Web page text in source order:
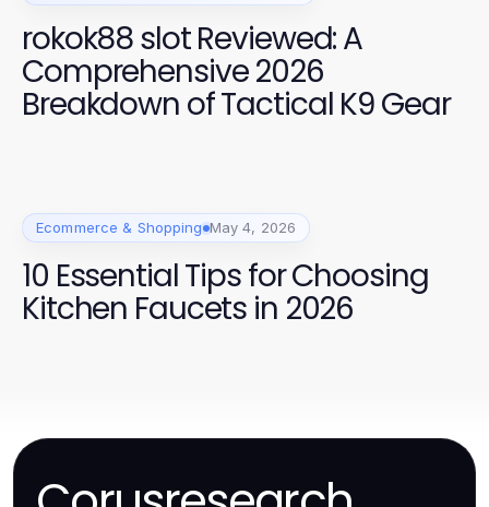
rokok88 slot Reviewed: A
Comprehensive 2026
Breakdown of Tactical K9 Gear
Ecommerce & Shopping May 4, 2026
10 Essential Tips for Choosing
Kitchen Faucets in 2026